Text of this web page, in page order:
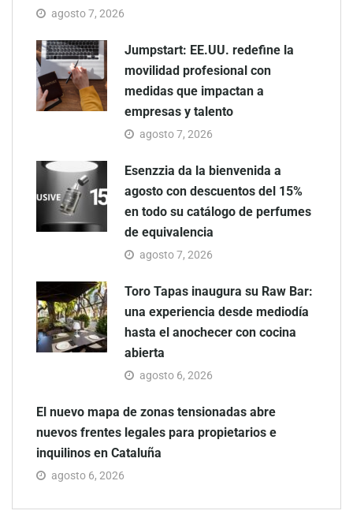
agosto 7, 2026
Jumpstart: EE.UU. redefine la
movilidad profesional con
medidas que impactan a
empresas y talento
agosto 7, 2026
Esenzzia da la bienvenida a
agosto con descuentos del 15%
en todo su catálogo de perfumes
de equivalencia
agosto 7, 2026
Toro Tapas inaugura su Raw Bar:
una experiencia desde mediodía
hasta el anochecer con cocina
abierta
agosto 6, 2026
El nuevo mapa de zonas tensionadas abre
nuevos frentes legales para propietarios e
inquilinos en Cataluña
agosto 6, 2026